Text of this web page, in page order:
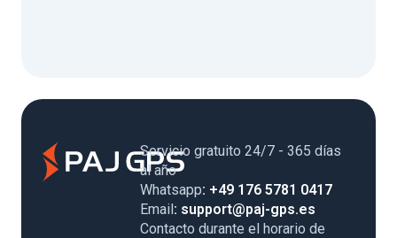
Servicio gratuito 24/7 - 365 días
al año
Whatsapp: +49 176 5781 0417
Email: support@paj-gps.es
Contacto durante el horario de